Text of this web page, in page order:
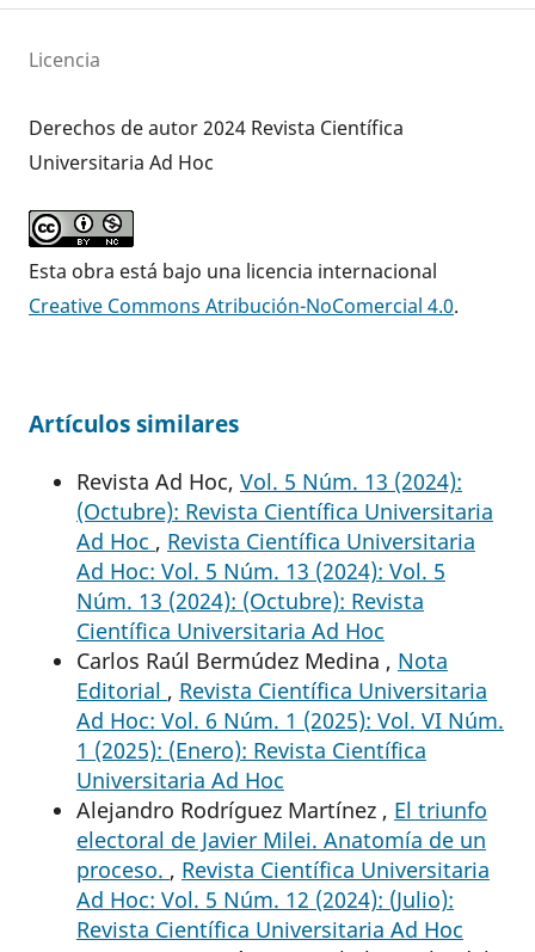
Licencia
Derechos de autor 2024 Revista Científica
Universitaria Ad Hoc
Esta obra está bajo una licencia internacional
Creative Commons Atribución-NoComercial 4.0.
Artículos similares
Revista Ad Hoc, Vol. 5 Núm. 13 (2024):
(Octubre): Revista Científica Universitaria
Ad Hoc , Revista Científica Universitaria
Ad Hoc: Vol. 5 Núm. 13 (2024): Vol. 5
Núm. 13 (2024): (Octubre): Revista
Científica Universitaria Ad Hoc
Carlos Raúl Bermúdez Medina , Nota
Editorial , Revista Científica Universitaria
Ad Hoc: Vol. 6 Núm. 1 (2025): Vol. VI Núm.
1 (2025): (Enero): Revista Científica
Universitaria Ad Hoc
Alejandro Rodríguez Martínez , El triunfo
electoral de Javier Milei. Anatomía de un
proceso. , Revista Científica Universitaria
Ad Hoc: Vol. 5 Núm. 12 (2024): (Julio):
Revista Científica Universitaria Ad Hoc